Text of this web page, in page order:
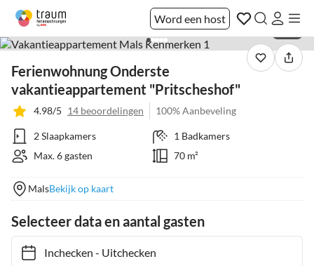
Word een host
Ferienwohnung Onderste
vakantieappartement "Pritscheshof"
4.98/5 14 beoordelingen 100% Aanbeveling
2 Slaapkamers
1 Badkamers
Max. 6 gasten
70 m²
MalsBekijk op kaart
Selecteer data en aantal gasten
Inchecken- Uitchecken